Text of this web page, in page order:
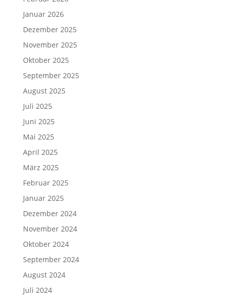
Januar 2026
Dezember 2025
November 2025
Oktober 2025
September 2025
August 2025
Juli 2025
Juni 2025
Mai 2025
April 2025
März 2025
Februar 2025
Januar 2025
Dezember 2024
November 2024
Oktober 2024
September 2024
August 2024
Juli 2024